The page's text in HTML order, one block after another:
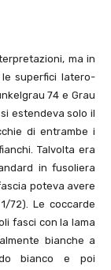
ma in
superfici latero-
74 e Grau
estendeva solo il
di entrambe i
Talvolta era
in fusoliera
poteva avere
72). Le coccarde
fasci con la lama
bianche a
bianco e poi